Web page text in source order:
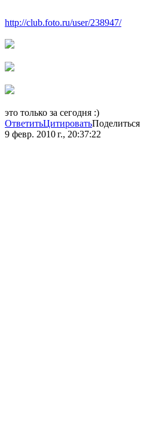
http://club.foto.ru/user/238947/
это только за сегодня :)
ОтветитьЦитироватьПоделиться
9 февр. 2010 г., 20:37:22